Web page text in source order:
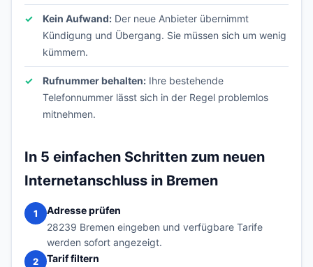
Kein Aufwand: Der neue Anbieter übernimmt
Kündigung und Übergang. Sie müssen sich um wenig
kümmern.
Rufnummer behalten: Ihre bestehende
Telefonnummer lässt sich in der Regel problemlos
mitnehmen.
In 5 einfachen Schritten zum neuen
Internetanschluss in Bremen
1
Adresse prüfen
28239 Bremen eingeben und verfügbare Tarife
werden sofort angezeigt.
2
Tarif filtern